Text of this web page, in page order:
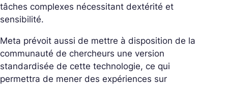
tâches complexes nécessitant dextérité et
sensibilité.
Meta prévoit aussi de mettre à disposition de la
communauté de chercheurs une version
standardisée de cette technologie, ce qui
permettra de mener des expériences sur